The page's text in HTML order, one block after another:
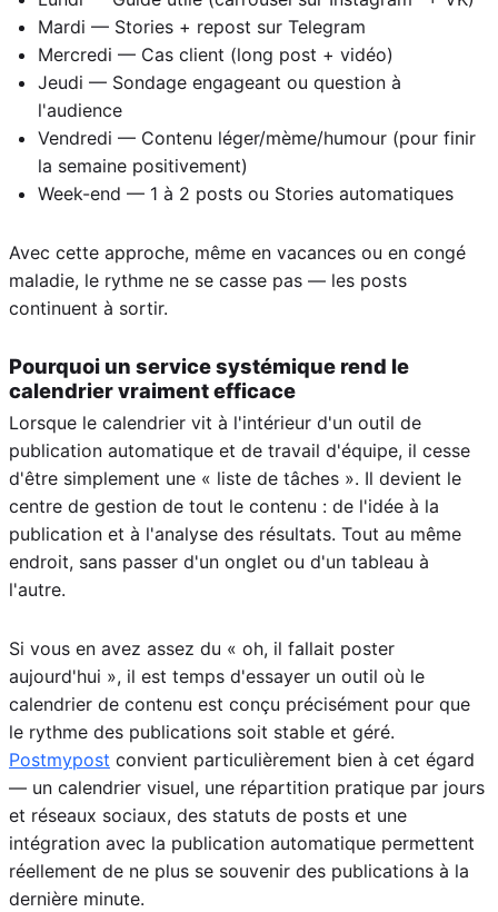
Mardi — Stories + repost sur Telegram
Mercredi — Cas client (long post + vidéo)
Jeudi — Sondage engageant ou question à
l'audience
Vendredi — Contenu léger/mème/humour (pour finir
la semaine positivement)
Week-end — 1 à 2 posts ou Stories automatiques
Avec cette approche, même en vacances ou en congé
maladie, le rythme ne se casse pas — les posts
continuent à sortir.
Pourquoi un service systémique rend le
calendrier vraiment efficace
Lorsque le calendrier vit à l'intérieur d'un outil de
publication automatique et de travail d'équipe, il cesse
d'être simplement une « liste de tâches ». Il devient le
centre de gestion de tout le contenu : de l'idée à la
publication et à l'analyse des résultats. Tout au même
endroit, sans passer d'un onglet ou d'un tableau à
l'autre.
Si vous en avez assez du « oh, il fallait poster
aujourd'hui », il est temps d'essayer un outil où le
calendrier de contenu est conçu précisément pour que
le rythme des publications soit stable et géré.
Postmypost convient particulièrement bien à cet égard
— un calendrier visuel, une répartition pratique par jours
et réseaux sociaux, des statuts de posts et une
intégration avec la publication automatique permettent
réellement de ne plus se souvenir des publications à la
dernière minute.